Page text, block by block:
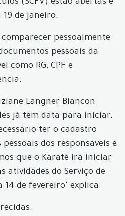
(SCFV) estão abertas e
de janeiro.
pessoalmente
pessoais da
como RG, CPF e
Langner Biancon
já têm data para iniciar.
ter o cadastro
dos responsáveis e
que o Karatê irá iniciar
atividades do Serviço de
de fevereiro" explica.